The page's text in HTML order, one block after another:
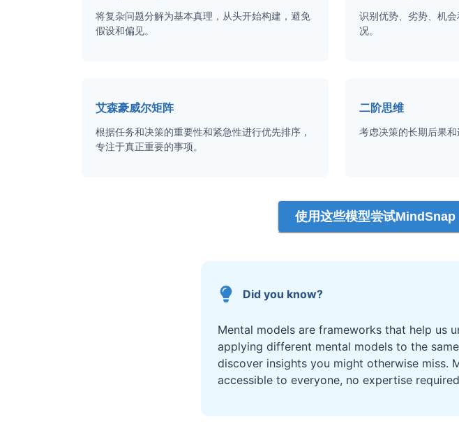
将复杂问题分解为基本真理，从头开始构建，避免
假设和偏见。
识别优势、劣势、机
况。
艾森豪威尔矩阵
根据任务和决策的重要性和紧急性进行优先排序，
专注于真正重要的事项。
二阶思维
考虑决策的长期后果和
使用这些模型尝试MindSnap
Did you know?
Mental models are frameworks that help us
applying different mental models to the
discover insights you might otherwise miss.
accessible to everyone, no expertise